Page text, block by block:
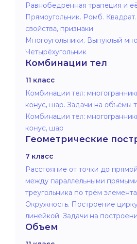
Равнобедренная трапеция и
Прямоугольник. Ромб.
свойства, признаки
Многоугольники. Выпуклый
Четырёхугольник
Комбинации тел
11 класс
Комбинации тел:
конус, шар. Задачи на объёмы
Комбинации тел:
конус, шар
Геометрические
7 класс
Расстояние от точки до
между параллельными
треугольника по трём
Окружность. Построение
линейкой. Задачи на
Объем